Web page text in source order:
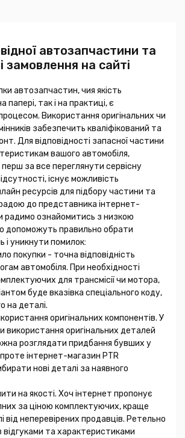
автозапчастини та
замовлення на сайті
автозапчастин, чия якість
папері, так і на практиці, є
Використання оригінальних чи
забезпечить кваліфікований та
Для відповідності запасної частини
вашого автомобіля,
за все переглянути сервісну
існує можливість
ресурсів для підбору частини та
до представника інтернет-
радимо ознайомитись з низкою
допоможуть правильно обрати
і уникнути помилок:
покупки - точна відповідність
автомобіля. При необхідності
для трансмісії чи мотора,
буде вказівка спеціального коду,
на деталі.
оригінальних компонентів. У
використання оригінальних деталей
розглядати придбання бувших у
інтернет-магазин PTR
нові деталі за наявного
на якості. Хоч інтернет пропонує
за ціною комплектуючих, краще
від неперевірених продавців. Ретельно
та характеристиками